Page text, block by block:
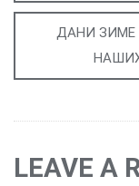
ДАНИ ЗИМЕ
LEAVE A